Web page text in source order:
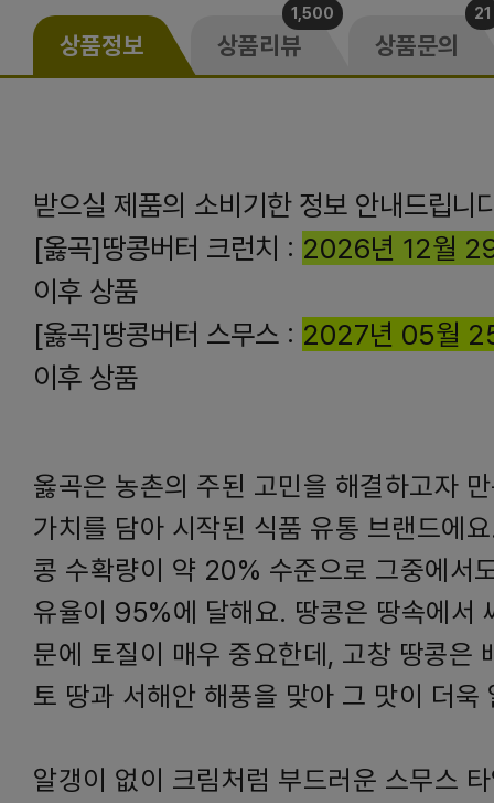
상품정보 상품리뷰
1,500
상품문의
21
받으실 제품의 소비기한 정보 안내드립니
[옳곡]땅콩버터 크런치 : 2026년 12월
이후 상품
[옳곡]땅콩버터 스무스 : 2027년 05월
이후 상품
옳곡은 농촌의 주된 고민을 해결하고자
가치를 담아 시작된 식품 유통 브랜드에
콩 수확량이 약 20% 수준으로 그중에서
유율이 95%에 달해요. 땅콩은 땅속에서
문에 토질이 매우 중요한데, 고창 땅콩은
토 땅과 서해안 해풍을 맞아 그 맛이 더욱
알갱이 없이 크림처럼 부드러운 스무스